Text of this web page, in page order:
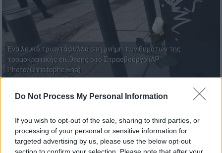
Do Not Process My Personal Information
If you wish to opt-out of the sale, sharing to third parties, or
processing of your personal or sensitive information for
targeted advertising by us, please use the below opt-out
section to confirm your selection. Please note that after your
Ένα λευκό τριαντάφυλλο στη μνήμη των θυμάτων της
τρομοκρατικής επίθεσης στο Στρασβούργο (AP
Photo/Christophe Ena)
Προσθέστε το ΕΘΝΟΣ στη Google
Στην κανονικότητα επιστρέφει σιγά σιγά η
ζωή στοΣτρασβούργο, που παρακολούθησε